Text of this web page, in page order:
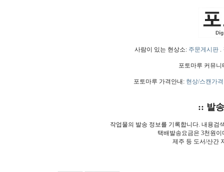
사람이 있는 현상소: 주문게시판.
포토마루 커뮤
포토마루 가격안내: 현상/스캔가격
:: 발
작업물의 발송 정보를 기록합니다. 내용검
택배발송요금은 3천원
제주 등 도서/산간